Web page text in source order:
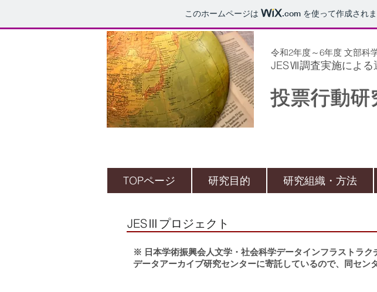
このホームページは .com を使って作成され
令和2年度～6年度 文部科
JESⅦ調査実施による
投票行動研
TOPページ 研究目的 研究組織・方法
JESⅢプロジェクト
※ 日本学術振興会人文学・社会科学データインフラストラ
データアーカイブ研究センターに寄託しているので、同セン